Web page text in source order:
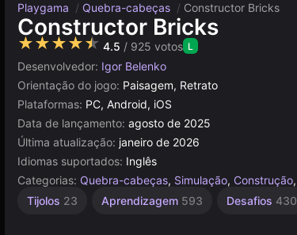
Playgama / Quebra-cabeças / Constructor Bricks
Constructor Bricks
★★★★★ 4.5 / 925 votos L
Desenvolvedor: Igor Belenko
Orientação do jogo: Paisagem, Retrato
Plataformas: PC, Android, iOS
Data de lançamento: agosto de 2025
Última atualização: janeiro de 2026
Idiomas suportados: Inglês
Categorias: Quebra-cabeças, Simulação, Construção,
Tijolos 23 Aprendizagem 593 Desafios 430